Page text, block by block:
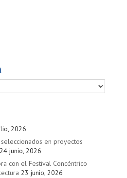
2026
en proyectos
24 junio, 2026
con el Festival Concéntrico
23 junio, 2026